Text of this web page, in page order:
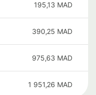
195,13 MAD
390,25 MAD
975,63 MAD
1 951,26 MAD